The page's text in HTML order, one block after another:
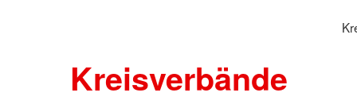
Kreisverbände